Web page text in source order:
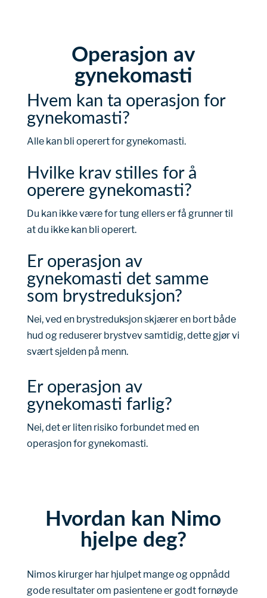
Operasjon av
gynekomasti
Hvem kan ta operasjon for
gynekomasti?
Alle kan bli operert for gynekomasti.
Hvilke krav stilles for å
operere gynekomasti?
Du kan ikke være for tung ellers er få grunner til
at du ikke kan bli operert.
Er operasjon av
gynekomasti det samme
som brystreduksjon?
Nei, ved en brystreduksjon skjærer en bort både
hud og reduserer brystvev samtidig, dette gjør vi
svært sjelden på menn.
Er operasjon av
gynekomasti farlig?
Nei, det er liten risiko forbundet med en
operasjon for gynekomasti.
Hvordan kan Nimo
hjelpe deg?
Nimos kirurger har hjulpet mange og oppnådd
gode resultater om pasientene er godt fornøyde